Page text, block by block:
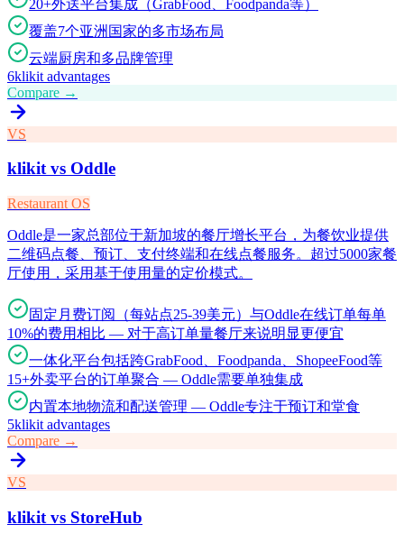
20+外送平台集成（GrabFood、Foodpanda等）
覆盖7个亚洲国家的多市场布局
云端厨房和多品牌管理
6klikit advantages
Compare →
VS
klikit vs Oddle
Restaurant OS
Oddle是一家总部位于新加坡的餐厅增长平台，为餐饮业提供
二维码点餐、预订、支付终端和在线点餐服务。超过5000家餐
厅使用，采用基于使用量的定价模式。
固定月费订阅（每站点25-39美元）与Oddle在线订单每单
10%的费用相比 — 对于高订单量餐厅来说明显更便宜
一体化平台包括跨GrabFood、Foodpanda、ShopeeFood等
15+外卖平台的订单聚合 — Oddle需要单独集成
内置本地物流和配送管理 — Oddle专注于预订和堂食
5klikit advantages
Compare →
VS
klikit vs StoreHub